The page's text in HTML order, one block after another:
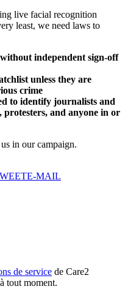
live facial recognition
least, we need laws to
independent sign-off
unless they are
crime
to identify journalists and
protesters, and anyone in or
in our campaign.
E-MAIL
de service de Care2
à tout moment.